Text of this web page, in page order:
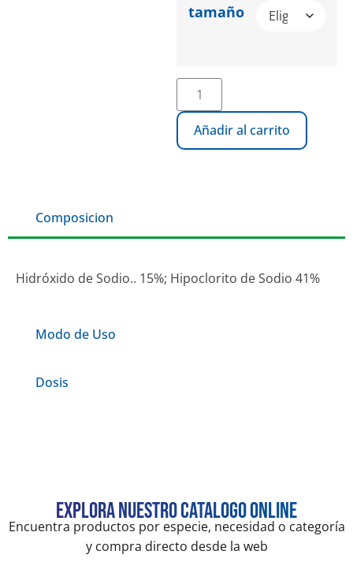
tamaño
Añadir al carrito
Composicion
Modo de Uso
Dosis
Hidróxido de Sodio.. 15%; Hipoclorito de Sodio 41%
Explora nuestro catalogo online
Encuentra productos por especie, necesidad o categoría
y compra directo desde la web